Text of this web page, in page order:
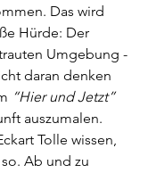
Das wird
Hürde: Der
Umgebung -
daran denken
“Hier und Jetzt”
auszumalen.
Tolle wissen,
Ab und zu